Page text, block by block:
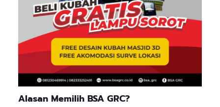
Alasan Memilih BSA GRC?